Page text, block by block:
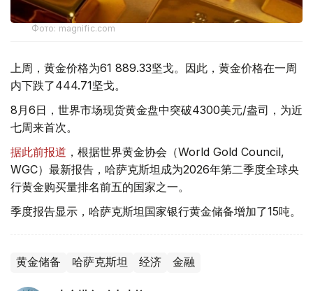
Фото: magnific.com
上周，黄金价格为61 889.33坚戈。因此，黄金价格在一周
内下跌了444.71坚戈。
8月6日，世界市场现货黄金盘中突破4300美元/盎司，为近
七周来首次。
据此前报道 ，根据世界黄金协会（World Gold Council,
WGC）最新报告，哈萨克斯坦成为2026年第二季度全球央
行黄金购买量排名前五的国家之一。
季度报告显示，哈萨克斯坦国家银行黄金储备增加了15吨。
黄金储备 哈萨克斯坦 经济 金融